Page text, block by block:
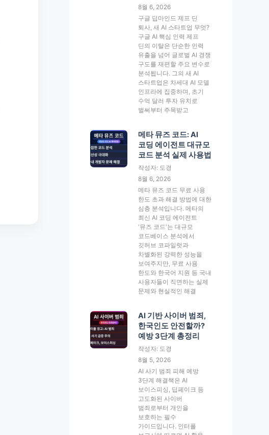
8월 6, 2026
구글 딥마인드 제프 딘
퇴사, 새 AI 스타트업 무엇?
구글 AI 핵심 인력 제프
딘의 이탈은 단순한 인력
유출을 넘어 글로벌 AI 경쟁
구도를 재편할 주요 변수로
분석됩니다. 그의 새 AI
스타트업은 차세대 AI 모델
인프라에 집중하며, 초기
수억 달러 투자 유치로
벌써부터 주목받고
메타 뮤즈 코드: AI
코딩 에이전트 대규모
코드 분석 실제 사용법
작성자: 도경
8월 6, 2026
메타 뮤즈 코드 무료 사용
한도 초과 해결 방법에 대한
심층 분석입니다. 메타의
최신 AI 코딩 에이전트
'뮤즈 코드'는 대규모
코드베이스 분석에서
깃허브 코파일럿과
차별화된 강력한 성능을
보여주지만, 무료 사용
한도와 한국어 지원 등 국내
사용자들이 직면하는 실제
문제와 현실적인 해결
AI 기반 사이버 범죄,
한국인도 안전할까?
예방 3단계 총정리
작성자: 도경
8월 5, 2026
AI 사기 범죄 피해 예방
3단계 해결책은 AI
보이스피싱, 딥페이크 등
고도화된 사이버
범죄로부터 개인을
보호하는 필수
가이드입니다. 인터폴